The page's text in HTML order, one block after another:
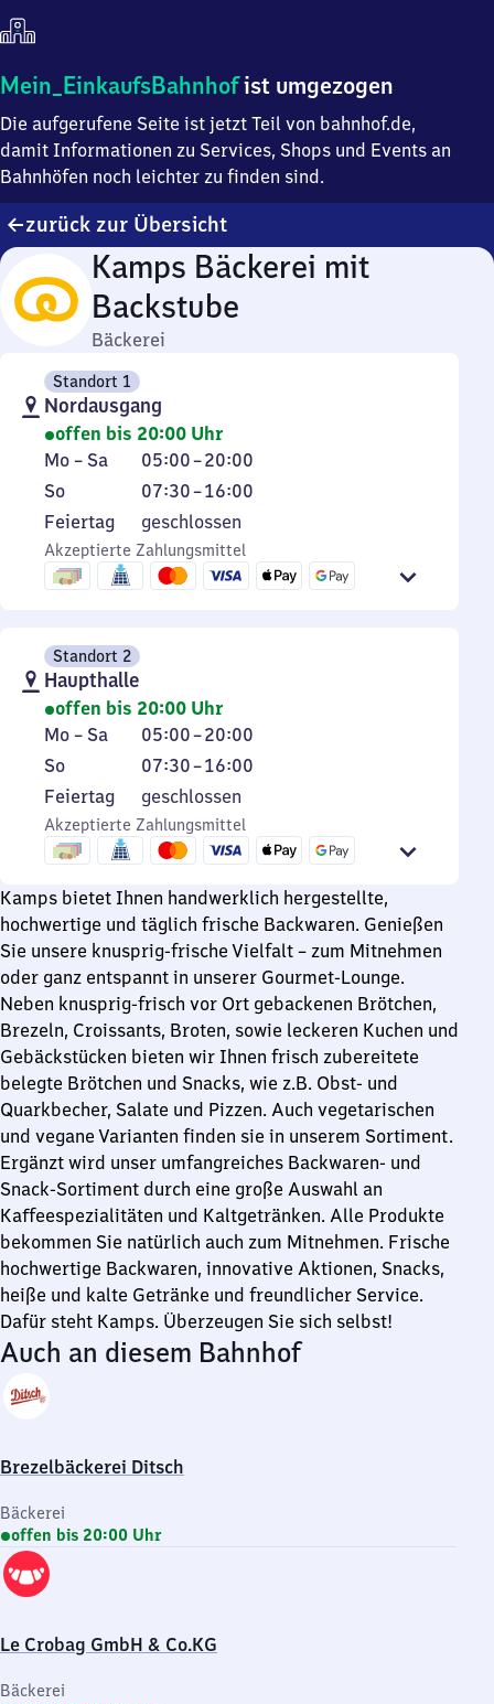
Mein
Einkaufsbahnhof
ist
umgezogen
Mein_EinkaufsBahnhofist umgezogen
Die aufgerufene Seite ist jetzt Teil von bahnhof.de,
damit Informationen zu Services, Shops und Events an
Bahnhöfen noch leichter zu finden sind.
zurück zur Übersicht
Kamps Bäckerei mit
Backstube
Bäckerei
Standort 1
Nordausgang
offen bis 20:00 Uhr
Montag
bis
Samstag
Mo – Sa 05:00–20:00
Von
5
bis
20
Uhr
Sonntag
So 07:30–16:00
Von
7
Uhr
30
bis
Feiertag
Feiertag geschlossen
Akzeptierte Zahlungsmittel
Standort 2
Haupthalle
offen bis 20:00 Uhr
Montag
bis
Samstag
Mo – Sa 05:00–20:00
Von
5
bis
20
Uhr
Sonntag
So 07:30–16:00
Von
7
Uhr
30
bis
16
Uhr
Feiertag
Feiertag geschlossen
Akzeptierte Zahlungsmittel
Kamps bietet Ihnen handwerklich hergestellte,
hochwertige und täglich frische Backwaren. Genießen
Sie unsere knusprig-frische Vielfalt – zum Mitnehmen
oder ganz entspannt in unserer Gourmet-Lounge.
Neben knusprig-frisch vor Ort gebackenen Brötchen,
Brezeln, Croissants, Broten, sowie leckeren Kuchen und
Gebäckstücken bieten wir Ihnen frisch zubereitete
belegte Brötchen und Snacks, wie z.B. Obst- und
Quarkbecher, Salate und Pizzen. Auch vegetarischen
und vegane Varianten finden sie in unserem Sortiment.
Ergänzt wird unser umfangreiches Backwaren- und
Snack-Sortiment durch eine große Auswahl an
Kaffeespezialitäten und Kaltgetränken. Alle Produkte
bekommen Sie natürlich auch zum Mitnehmen. Frische
hochwertige Backwaren, innovative Aktionen, Snacks,
heiße und kalte Getränke und freundlicher Service.
Dafür steht Kamps. Überzeugen Sie sich selbst!
Auch an diesem Bahnhof
Brezelbäckerei Ditsch
Bäckerei
offen bis 20:00 Uhr
Le Crobag GmbH & Co.KG
Bäckerei